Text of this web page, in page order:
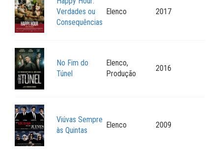
Verdades ou
Consequências
Elenco 2017
No Fim do
Túnel
Elenco,
Produção
2016
Viúvas Sempre
às Quintas
Elenco 2009